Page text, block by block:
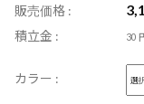
販売価格 :
積立金 : 30
カラー :